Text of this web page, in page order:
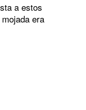
a estos
era